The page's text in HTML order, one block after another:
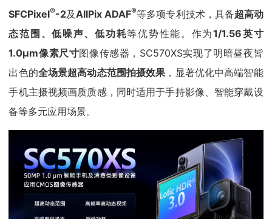
SFCPixel®-2及AllPix ADAF®等多项专利技术，具备超高动
态范围、低噪声、低功耗等优势性能。作为1/1.56英寸
1.0μm像素尺寸图像传感器，SC570XS实现了明暗昼夜皆
出色的全场景超高动态范围拍摄效果 ，显著优化中高端智能
手机主摄视频画质质感，同时适用于手持影像、智能穿戴设
备等多元应用场景。